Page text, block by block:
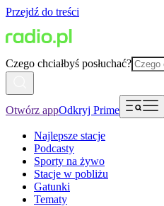
Przejdź do treści
Czego chciałbyś posłuchać?
Otwórz appOdkryj Prime
Najlepsze stacje
Podcasty
Sporty na żywo
Stacje w pobliżu
Gatunki
Tematy